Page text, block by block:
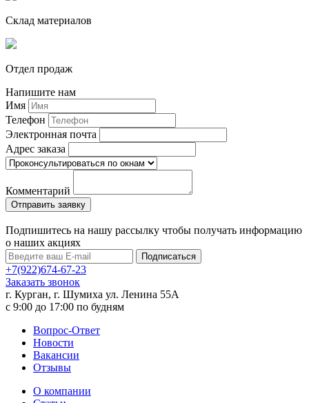
Склад материалов
Отдел продаж
Напишите нам
Имя
Телефон
Электронная почта
Адрес заказа
Комментарий
Подпишитесь на нашу рассылку чтобы получать информацию
о наших акциях
Подписаться
+7(922)674-67-23
Заказать звонок
г. Курган, г. Шумиха ул. Ленина 55А
c 9:00 до 17:00 по будням
Вопрос-Ответ
Новости
Вакансии
Отзывы
О компании